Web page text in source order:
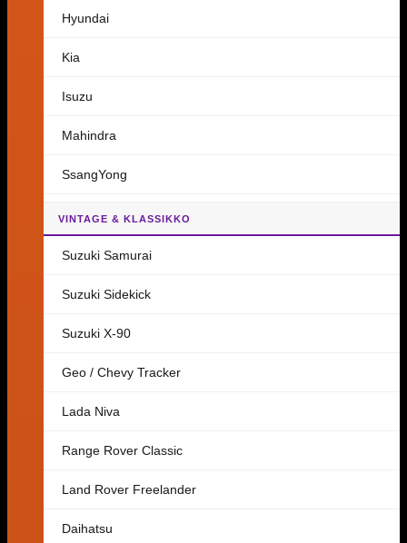
Hyundai
Kia
Isuzu
Mahindra
SsangYong
VINTAGE & KLASSIKKO
Suzuki Samurai
Suzuki Sidekick
Suzuki X-90
Geo / Chevy Tracker
Lada Niva
Range Rover Classic
Land Rover Freelander
Daihatsu